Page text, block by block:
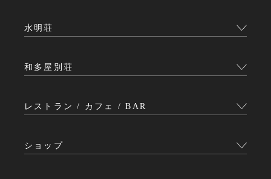
水明荘
和多屋別荘
レストラン / カフェ / BAR
ショップ